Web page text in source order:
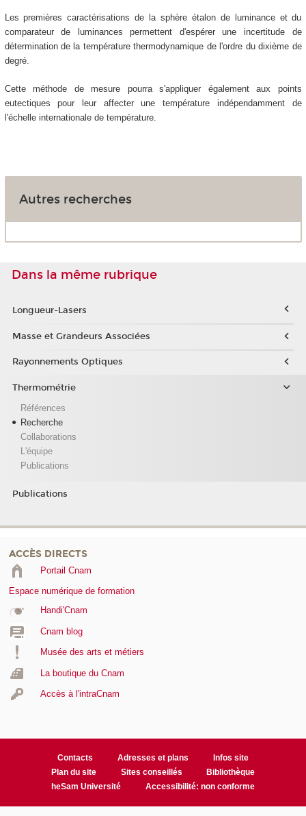
Les premières caractérisations de la sphère étalon de luminance et du
comparateur de luminances permettent d'espérer une incertitude de
détermination de la température thermodynamique de l'ordre du dixième de
degré.
Cette méthode de mesure pourra s'appliquer également aux points
eutectiques pour leur affecter une température indépendamment de
l'échelle internationale de température.
Autres recherches
Dans la même rubrique
Longueur-Lasers
Masse et Grandeurs Associées
Rayonnements Optiques
Thermométrie
Références
Recherche
Collaborations
L'équipe
Publications
Publications
ACCÈS DIRECTS
Portail Cnam
Espace numérique de formation
Handi'Cnam
Cnam blog
Musée des arts et métiers
La boutique du Cnam
Accès à l'intraCnam
Contacts Adresses et plans
Infos site
Plan du site
Sites conseillés
Bibliothèque
heSam Université
Accessibilité: non conforme